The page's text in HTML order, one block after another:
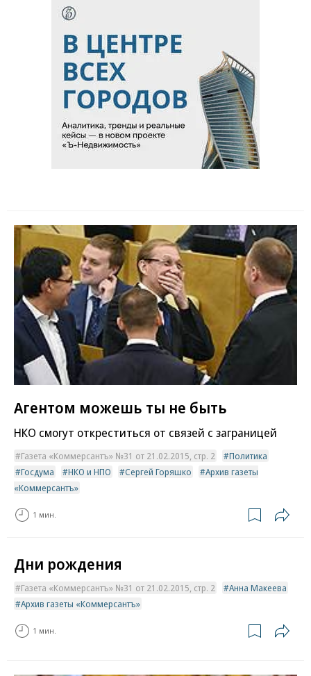
Агентом можешь ты не быть
НКО смогут откреститься от связей с заграницей
Газета «Коммерсантъ» №31 от 21.02.2015, стр. 2
Политика
Госдума
НКО и НПО Сергей Горяшко
Архив газеты
«Коммерсантъ»
1 мин.
Дни рождения
Газета «Коммерсантъ» №31 от 21.02.2015, стр. 2
Анна Макеева
Архив газеты «Коммерсантъ»
1 мин.